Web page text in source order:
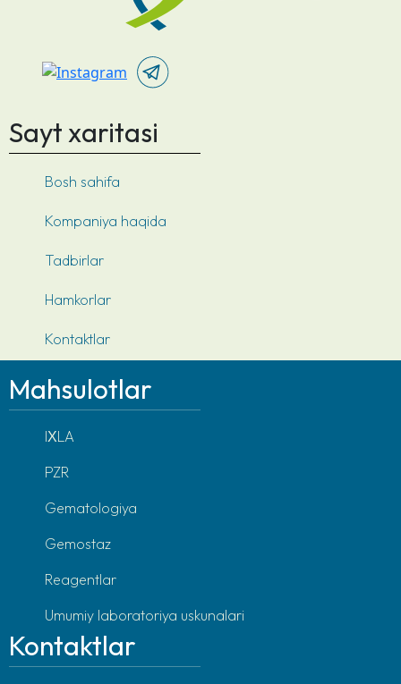
Sayt xaritasi
Bosh sahifa
Kompaniya haqida
Tadbirlar
Hamkorlar
Kontaktlar
Mahsulotlar
IХLA
PZR
Gematologiya
Gemostaz
Reagentlar
Umumiy laboratoriya uskunalari
Kontaktlar